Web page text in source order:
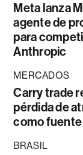
Meta lanza
agente de
para
Anthropic
MERCADOS
Carry trade
pérdida de
como
BRASIL